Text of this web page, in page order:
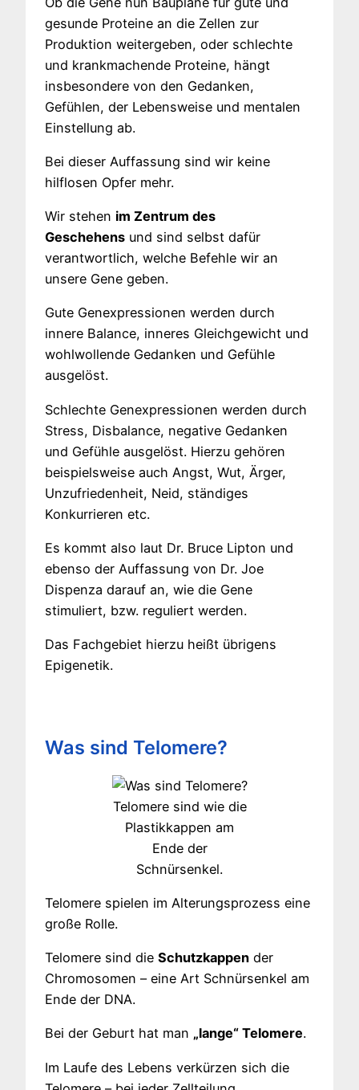
gesunde Proteine an die Zellen zur
Produktion weitergeben, oder schlechte
und krankmachende Proteine, hängt
insbesondere von den Gedanken,
Gefühlen, der Lebensweise und mentalen
Einstellung ab.
Bei dieser Auffassung sind wir keine
hilflosen Opfer mehr.
Wir stehen im Zentrum des
Geschehens und sind selbst dafür
verantwortlich, welche Befehle wir an
unsere Gene geben.
Gute Genexpressionen werden durch
innere Balance, inneres Gleichgewicht und
wohlwollende Gedanken und Gefühle
ausgelöst.
Schlechte Genexpressionen werden durch
Stress, Disbalance, negative Gedanken
und Gefühle ausgelöst. Hierzu gehören
beispielsweise auch Angst, Wut, Ärger,
Unzufriedenheit, Neid, ständiges
Konkurrieren etc.
Es kommt also laut Dr. Bruce Lipton und
ebenso der Auffassung von Dr. Joe
Dispenza darauf an, wie die Gene
stimuliert, bzw. reguliert werden.
Das Fachgebiet hierzu heißt übrigens
Epigenetik.
Was sind Telomere?
Telomere sind wie die
Plastikkappen am
Ende der
Schnürsenkel.
Telomere spielen im Alterungsprozess eine
große Rolle.
Telomere sind die Schutzkappen der
Chromosomen – eine Art Schnürsenkel am
Ende der DNA.
Bei der Geburt hat man „lange“ Telomere.
Im Laufe des Lebens verkürzen sich die